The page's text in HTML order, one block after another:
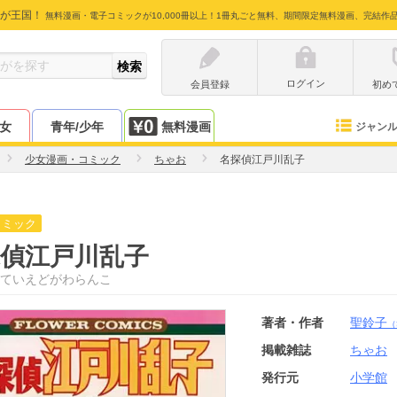
王国！ 無料漫画・電子コミックが10,000冊以上！1冊丸ごと無料、期間限定無料漫画、完結作
会員登録 ログイン 初め
青年/少年 無料漫画 ジャンル
少女漫画・コミック ちゃお 名探偵江戸川乱子
ック
江戸川乱子
いえどがわらんこ
著者・作者 聖鈴子
掲載雑誌
ちゃお
発行元
小学館